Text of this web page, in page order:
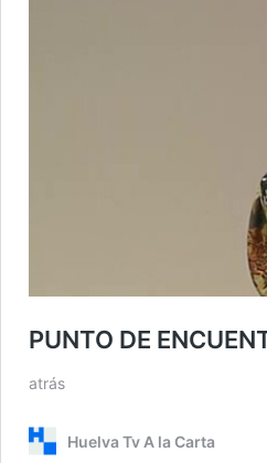
PUNTO DE
atrás
Huelva Tv A la Carta